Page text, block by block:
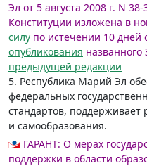
Эл от 5 августа 2008 г. N
Конституции изложена в
силу по истечении 10 дней
опубликования названного
предыдущей редакции
5. Республика Марий Эл
федеральных
стандартов,
и самообразования.
ГАРАНТ: О мерах
поддержки в области